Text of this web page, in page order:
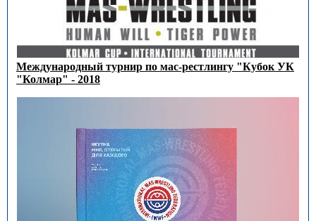
Международный турнир по мас-рестлингу "Кубок УК
"Колмар" - 2018